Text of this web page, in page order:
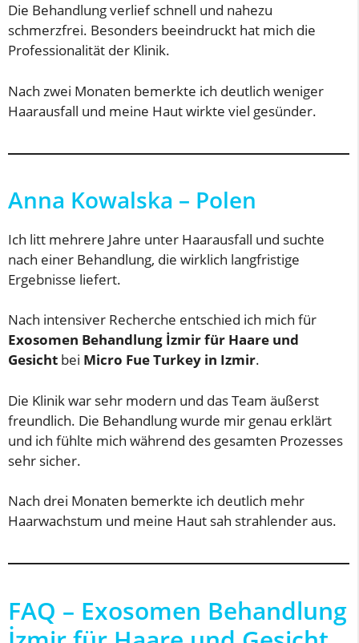
Die Behandlung verlief schnell und nahezu
schmerzfrei. Besonders beeindruckt hat mich die
Professionalität der Klinik.
Nach zwei Monaten bemerkte ich deutlich weniger
Haarausfall und meine Haut wirkte viel gesünder.
Anna Kowalska – Polen
Ich litt mehrere Jahre unter Haarausfall und suchte
nach einer Behandlung, die wirklich langfristige
Ergebnisse liefert.
Nach intensiver Recherche entschied ich mich für
Exosomen Behandlung İzmir für Haare und
Gesicht bei Micro Fue Turkey in Izmir.
Die Klinik war sehr modern und das Team äußerst
freundlich. Die Behandlung wurde mir genau erklärt
und ich fühlte mich während des gesamten Prozesses
sehr sicher.
Nach drei Monaten bemerkte ich deutlich mehr
Haarwachstum und meine Haut sah strahlender aus.
FAQ – Exosomen Behandlung